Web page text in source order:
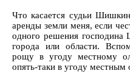
Что касается судьи
аренды земли меня, если
одного решения
города или области.
рощу в угоду местному
опять-таки в угоду